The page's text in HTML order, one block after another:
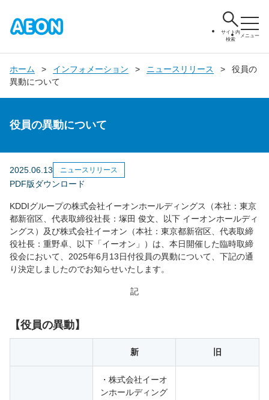
サイト内
検索
メニュー
ホーム インフォメーション ニュースリリース
役員の
異動について
役員の異動について
2025.06.13 ニュースリリース
PDF版ダウンロード
KDDIグループの株式会社イーオンホールディングス（本社：東京
都新宿区、代表取締役社長：塚田 俊文、以下 イーオンホールディ
ングス）及び株式会社イーオン（本社：東京都新宿区、代表取締
役社長：重野卓、以下「イーオン」）は、本日開催した臨時取締
役会において、2025年6月13日付役員の異動について、下記の通
り決定しましたのでお知らせいたします。
記
【役員の異動】
新 旧
・株式会社イーオ
ンホールディング